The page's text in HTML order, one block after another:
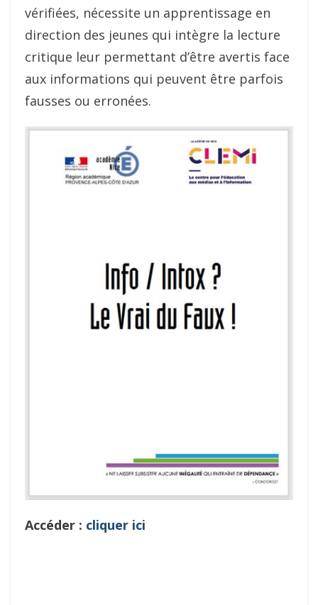
vérifiées, nécessite un apprentissage en
direction des jeunes qui intègre la lecture
critique leur permettant d’être avertis face
aux informations qui peuvent être parfois
fausses ou erronées.
Accéder : cliquer ici